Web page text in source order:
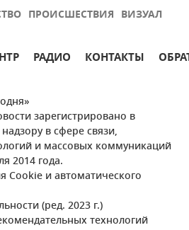
ПРОИСШЕСТВИЯ ВИЗУАЛ
РАДИО КОНТАКТЫ
зарегистрировано в
в сфере связи,
и массовых коммуникаций
2014 года.
Cookie и автоматического
(ред. 2023 г.)
технологий